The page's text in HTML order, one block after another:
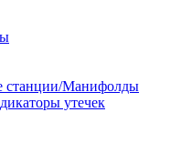
станции/Манифолды
утечек